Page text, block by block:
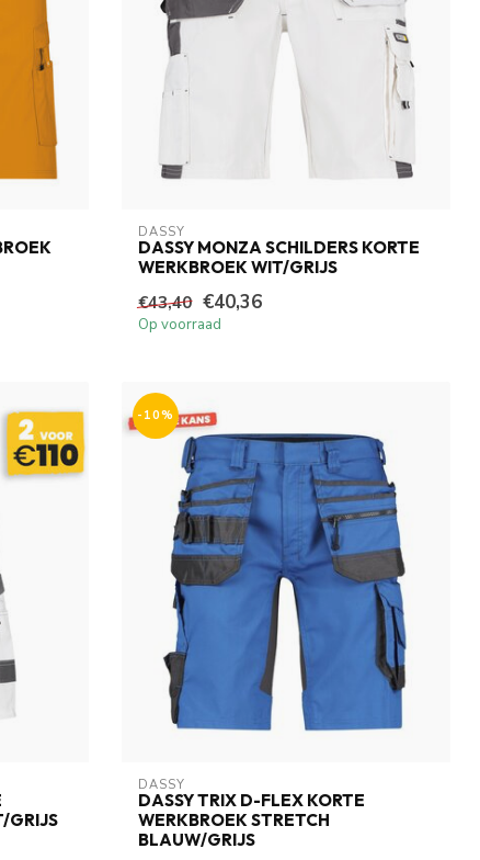
DASSY
DASSY MONZA SCHILDERS KORTE
WERKBROEK WIT/GRIJS
€43,40 €40,36
Op voorraad
GRIJS
-10%
DASSY
DASSY TRIX D-FLEX KORTE
WERKBROEK STRETCH
BLAUW/GRIJS